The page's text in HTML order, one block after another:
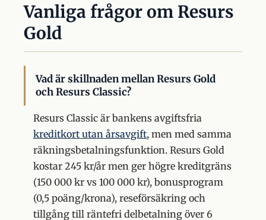
Vanliga frågor om Resurs
Gold
Vad är skillnaden mellan Resurs Gold
och Resurs Classic?
Resurs Classic är bankens avgiftsfria
kreditkort utan årsavgift, men med samma
räkningsbetalningsfunktion. Resurs Gold
kostar 245 kr/år men ger högre kreditgräns
(150 000 kr vs 100 000 kr), bonusprogram
(0,5 poäng/krona), reseförsäkring och
tillgång till räntefri delbetalning över 6